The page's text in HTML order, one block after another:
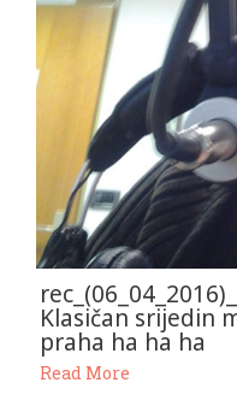
Klasičan srijedin
praha ha ha ha
Read More